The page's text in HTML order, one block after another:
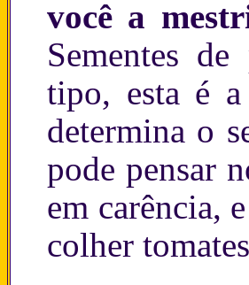
você a
Sementes
tipo, esta é
determina o
pode pensar
em carência,
colher